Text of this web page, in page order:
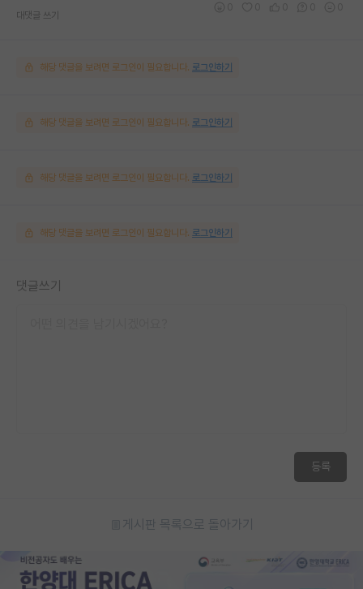
대댓글 쓰기
해당 댓글을 보려면 로그인이 필요합니다. 로그인하기
해당 댓글을 보려면 로그인이 필요합니다. 로그인하기
해당 댓글을 보려면 로그인이 필요합니다. 로그인하기
해당 댓글을 보려면 로그인이 필요합니다. 로그인하기
댓글쓰기
등록
게시판 목록으로 돌아가기